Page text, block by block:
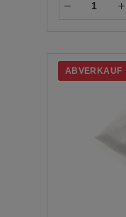
ABVERKAUF